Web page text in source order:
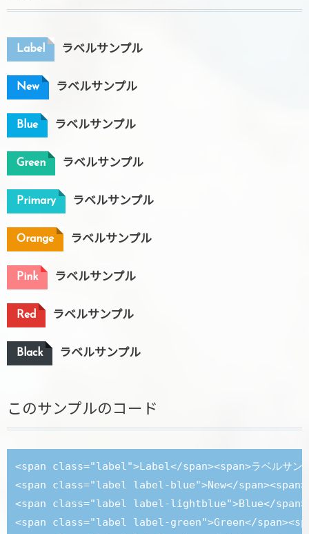
Label ラベルサンプル
New ラベルサンプル
Blue ラベルサンプル
Green ラベルサンプル
Primary ラベルサンプル
Orange ラベルサンプル
Pink ラベルサンプル
Red ラベルサンプル
Black ラベルサンプル
このサンプルのコード
<span class="label">Label</span><span>ラベルサン
<span class="label label-blue">New</span><span>
<span class="label label-lightblue">Blue</
<span class="label label-green">Green</